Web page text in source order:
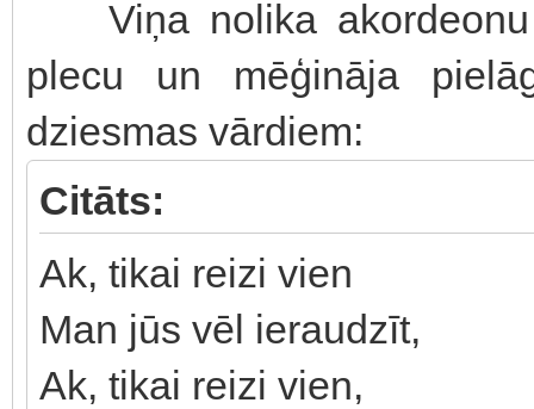
Viņa nolika akordeonu
plecu un mēģināja
dziesmas vārdiem:
Citāts:
Ak, tikai reizi vien
Man jūs vēl ieraudzīt,
Ak, tikai reizi vien,